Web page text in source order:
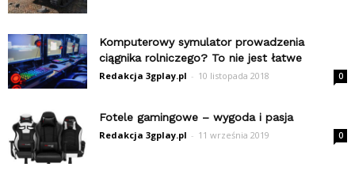
Komputerowy symulator prowadzenia
ciągnika rolniczego? To nie jest łatwe
Redakcja 3gplay.pl - 10 listopada 2018 0
Fotele gamingowe – wygoda i pasja
Redakcja 3gplay.pl - 11 września 2019 0